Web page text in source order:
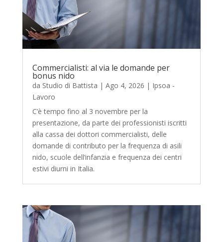
Commercialisti: al via le domande per
bonus nido
da Studio di Battista | Ago 4, 2026 | Ipsoa -
Lavoro
C’è tempo fino al 3 novembre per la
presentazione, da parte dei professionisti iscritti
alla cassa dei dottori commercialisti, delle
domande di contributo per la frequenza di asili
nido, scuole dell’infanzia e frequenza dei centri
estivi diurni in Italia.